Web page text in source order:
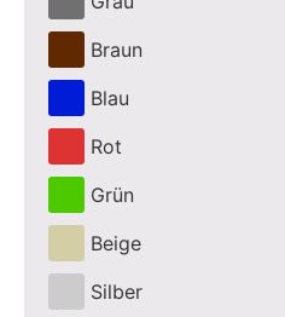
Braun
Blau
Rot
Grün
Beige
Silber